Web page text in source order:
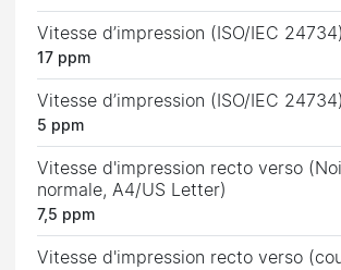
Vitesse d’impression (ISO/IEC
17 ppm
Vitesse d’impression (ISO/IEC
5 ppm
Vitesse d'impression recto verso
normale, A4/US Letter)
7,5 ppm
Vitesse d'impression recto verso